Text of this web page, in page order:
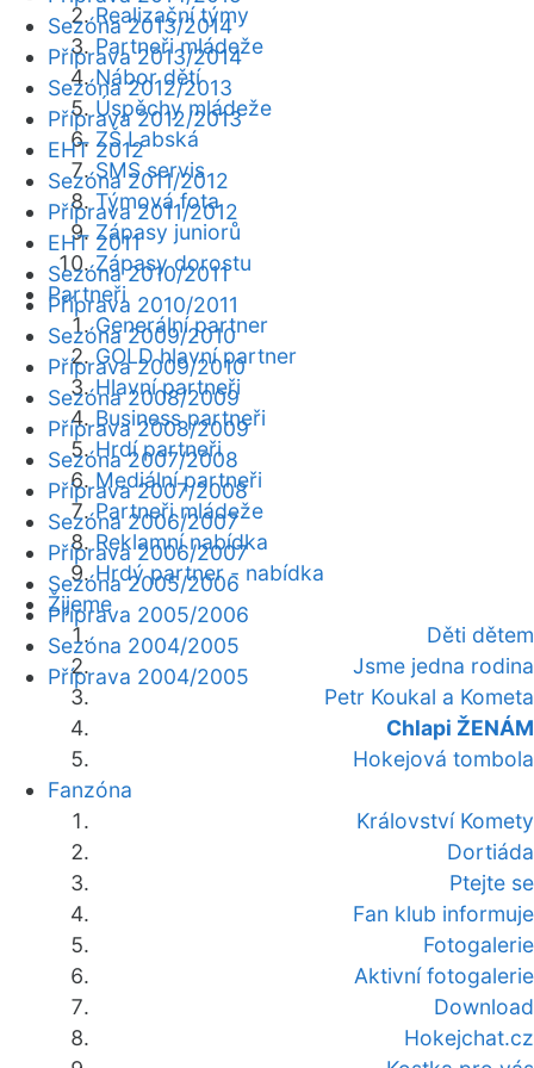
Realizační týmy
Partneři mládeže
Nábor dětí
Úspěchy mládeže
ZŠ Labská
SMS servis
Týmová fota
Zápasy juniorů
Zápasy dorostu
Partneři
Generální partner
GOLD hlavní partner
Hlavní partneři
Business partneři
Hrdí partneři
Mediální partneři
Partneři mládeže
Reklamní nabídka
Hrdý partner - nabídka
Žijeme
Děti dětem
Jsme jedna rodina
Petr Koukal a Kometa
Chlapi ŽENÁM
Hokejová tombola
Fanzóna
Království Komety
Dortiáda
Ptejte se
Fan klub informuje
Fotogalerie
Aktivní fotogalerie
Download
Hokejchat.cz
Sezóna 2013/2014
Příprava 2013/2014
Sezóna 2012/2013
Příprava 2012/2013
EHT 2012
Sezóna 2011/2012
Příprava 2011/2012
EHT 2011
Sezóna 2010/2011
Příprava 2010/2011
Sezóna 2009/2010
Příprava 2009/2010
Sezóna 2008/2009
Příprava 2008/2009
Sezóna 2007/2008
Příprava 2007/2008
Sezóna 2006/2007
Příprava 2006/2007
Sezóna 2005/2006
Příprava 2005/2006
Sezóna 2004/2005
Příprava 2004/2005